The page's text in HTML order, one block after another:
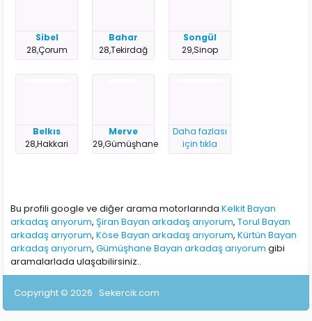
Sibel
28,Çorum
Bahar
28,Tekirdağ
Songül
29,Sinop
Belkıs
28,Hakkari
Merve
29,Gümüşhane
Daha fazlası
için tıkla
Bu profili google ve diğer arama motorlarındaKelkit Bayan
arkadaş arıyorum,Şiran Bayan arkadaş arıyorum,Torul Bayan
arkadaş arıyorum,Köse Bayan arkadaş arıyorum,Kürtün Bayan
arkadaş arıyorum,Gümüşhane Bayan arkadaş arıyorum gibi
aramalarlada ulaşabilirsiniz..
Copyright © 2026 Sekercik.com